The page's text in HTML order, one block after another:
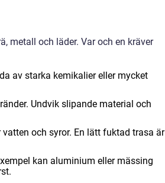
metall och läder. Var och en kräver
av starka kemikalier eller mycket
Undvik slipande material och
och syror. En lätt fuktad trasa är
kan aluminium eller mässing